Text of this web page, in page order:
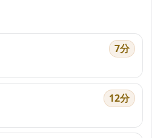
7分
12分